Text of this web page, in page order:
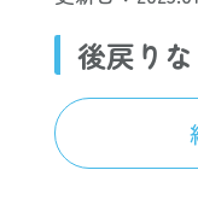
後戻り